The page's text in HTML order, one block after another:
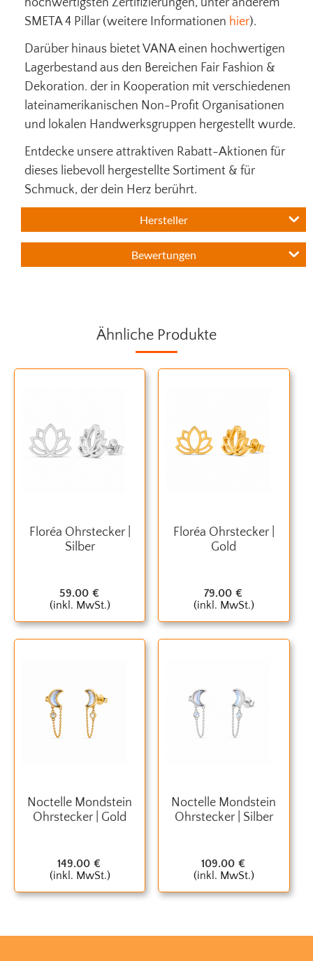
SMETA 4 Pillar (weitere Informationen hier).
Darüber hinaus bietet VANA einen hochwertigen
Lagerbestand aus den Bereichen Fair Fashion &
Dekoration. der in Kooperation mit verschiedenen
lateinamerikanischen Non-Profit Organisationen
und lokalen Handwerksgruppen hergestellt wurde.
Entdecke unsere attraktiven Rabatt-Aktionen für
dieses liebevoll hergestellte Sortiment & für
Schmuck, der dein Herz berührt.
Hersteller
Bewertungen
Ähnliche Produkte
Floréa Ohrstecker |
Silber
59.00 €
(inkl. MwSt.)
Floréa Ohrstecker |
Gold
79.00 €
(inkl. MwSt.)
Noctelle Mondstein
Ohrstecker | Gold
149.00 €
(inkl. MwSt.)
Noctelle Mondstein
Ohrstecker | Silber
109.00 €
(inkl. MwSt.)